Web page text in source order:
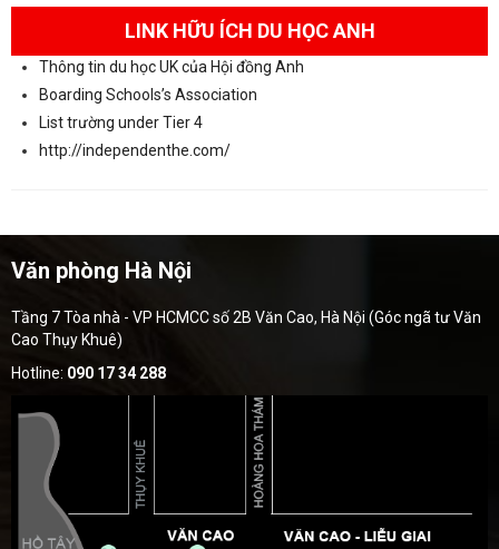
LINK HỮU ÍCH DU HỌC ANH
Thông tin du học UK của Hội đồng Anh
Boarding Schools’s Association
List trường under Tier 4
http://independenthe.com/
Văn phòng Hà Nội
Tầng 7 Tòa nhà - VP HCMCC số 2B Văn Cao, Hà Nội (Góc ngã tư Văn
Cao Thụy Khuê)
Hotline: 090 17 34 288